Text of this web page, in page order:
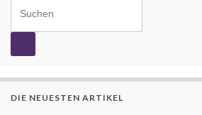
DIE NEUESTEN ARTIKEL